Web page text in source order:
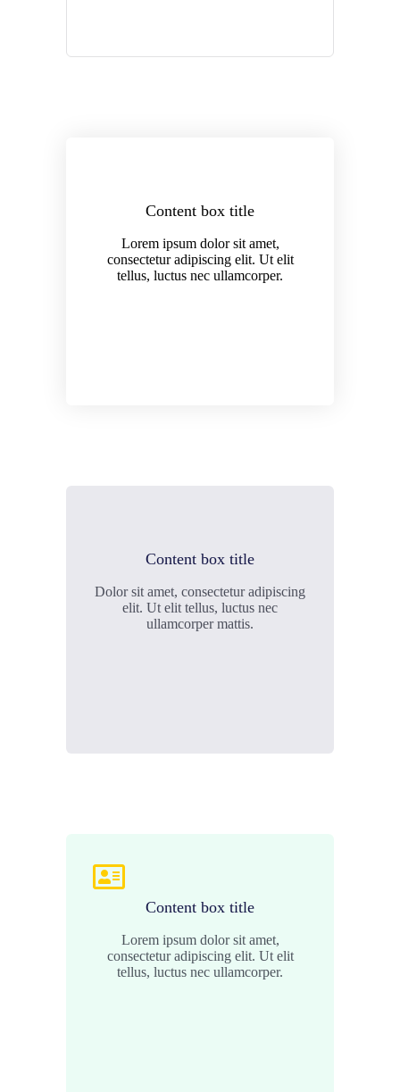
Content box title
Lorem ipsum dolor sit amet,
consectetur adipiscing elit. Ut elit
tellus, luctus nec ullamcorper.
Content box title
Dolor sit amet, consectetur adipiscing
elit. Ut elit tellus, luctus nec
ullamcorper mattis.
Content box title
Lorem ipsum dolor sit amet,
consectetur adipiscing elit. Ut elit
tellus, luctus nec ullamcorper.